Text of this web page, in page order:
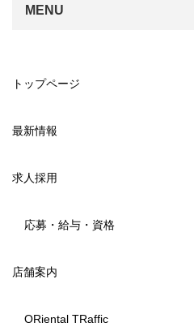
MENU
トップページ
最新情報
求人採用
応募・給与・資格
店舗案内
ORiental TRaffic